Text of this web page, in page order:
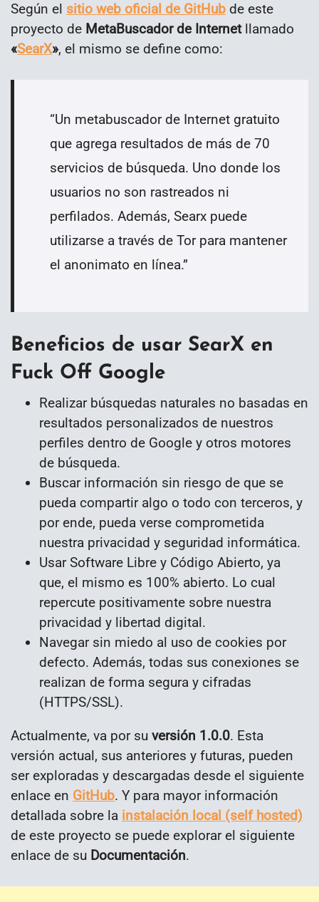
Según el sitio web oficial de GitHub de este
proyecto de MetaBuscador de Internetllamado
«SearX», el mismo se define como:
“Un metabuscador de Internet gratuito
que agrega resultados de más de 70
servicios de búsqueda. Uno donde los
usuarios no son rastreados ni
perfilados. Además, Searx puede
utilizarse a través de Tor para mantener
el anonimato en línea.”
Beneficios de usar SearX en
Fuck Off Google
Realizar búsquedas naturales no basadas en
resultados personalizados de nuestros
perfiles dentro de Google y otros motores
de búsqueda.
Buscar información sin riesgo de que se
pueda compartir algo o todo con terceros, y
por ende, pueda verse comprometida
nuestra privacidad y seguridad informática.
Usar Software Libre y Código Abierto, ya
que, el mismo es 100% abierto. Lo cual
repercute positivamente sobre nuestra
privacidad y libertad digital.
Navegar sin miedo al uso de cookies por
defecto. Además, todas sus conexiones se
realizan de forma segura y cifradas
(HTTPS/SSL).
Actualmente, va por su versión 1.0.0. Esta
versión actual, sus anteriores y futuras, pueden
ser exploradas y descargadas desde el siguiente
enlace en GitHub. Y para mayor información
detallada sobre la instalación local (self hosted)
de este proyecto se puede explorar el siguiente
enlace de su Documentación.